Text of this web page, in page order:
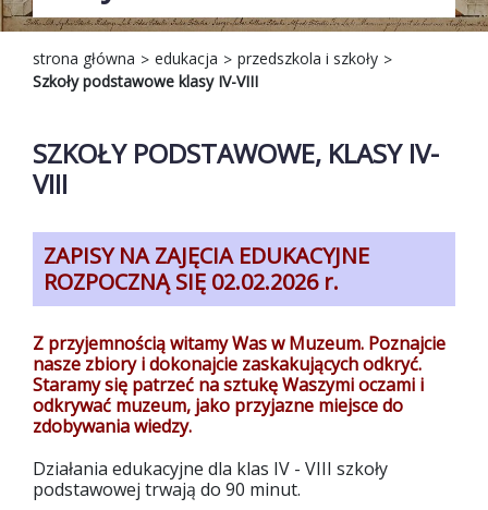
strona główna edukacja
przedszkola i szkoły
Szkoły podstawowe klasy IV-VIII
SZKOŁY PODSTAWOWE, KLASY IV-
VIII
ZAPISY NA ZAJĘCIA EDUKACYJNE
ROZPOCZNĄ SIĘ 02.02.2026 r.
Z przyjemnością witamy Was w Muzeum. Poznajcie
nasze zbiory i dokonajcie zaskakujących odkryć.
Staramy się patrzeć na sztukę Waszymi oczami i
odkrywać muzeum, jako przyjazne miejsce do
zdobywania wiedzy.
Działania edukacyjne dla klas IV - VIII szkoły
podstawowej trwają do 90 minut.